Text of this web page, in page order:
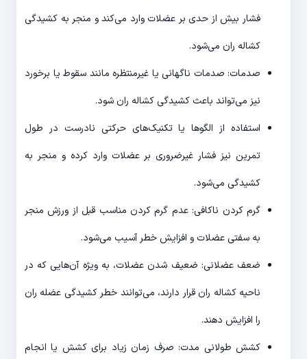
فشار بیش از حدی بر عضلات وارد می‌کند و منجر به کشیدگی
کشاله ران می‌شود.
صدمات: صدمات ناگهانی یا غیرمنتظره مانند سقوط یا برخورد
نیز می‌تواند باعث کشیدگی کشاله ران شود.
استفاده از الگوها یا تکنیک‌های حرکتی نادرست در طول
تمرین نیز فشار غیرضروری بر عضلات وارد کرده و منجر به
کشیدگی می‌شود.
گرم کردن ناکافی: عدم گرم کردن مناسب قبل از ورزش منجر
به سفتی عضلات و افزایش خطر آسیب می‌شود.
ضعف عضلانی: ضعیف شدن عضلات، به ویژه آن‌هایی که در
ناحیه کشاله ران قرار دارند، می‌توانند خطر کشیدگی عضله ران
را افزایش دهند.
کشش طولانی مدت: صرف زمان زیاد برای کشش یا انجام